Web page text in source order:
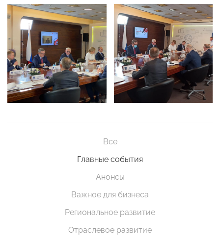
Все
Главные события
Анонсы
Важное для бизнеса
Региональное развитие
Отраслевое развитие